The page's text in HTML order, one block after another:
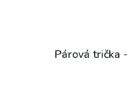
Párová trička -